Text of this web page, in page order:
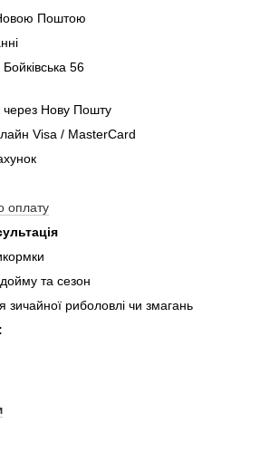
Поштою
56
через Нову Пошту
Visa / MasterCard
оплату
та сезон
риболовлі чи змагань